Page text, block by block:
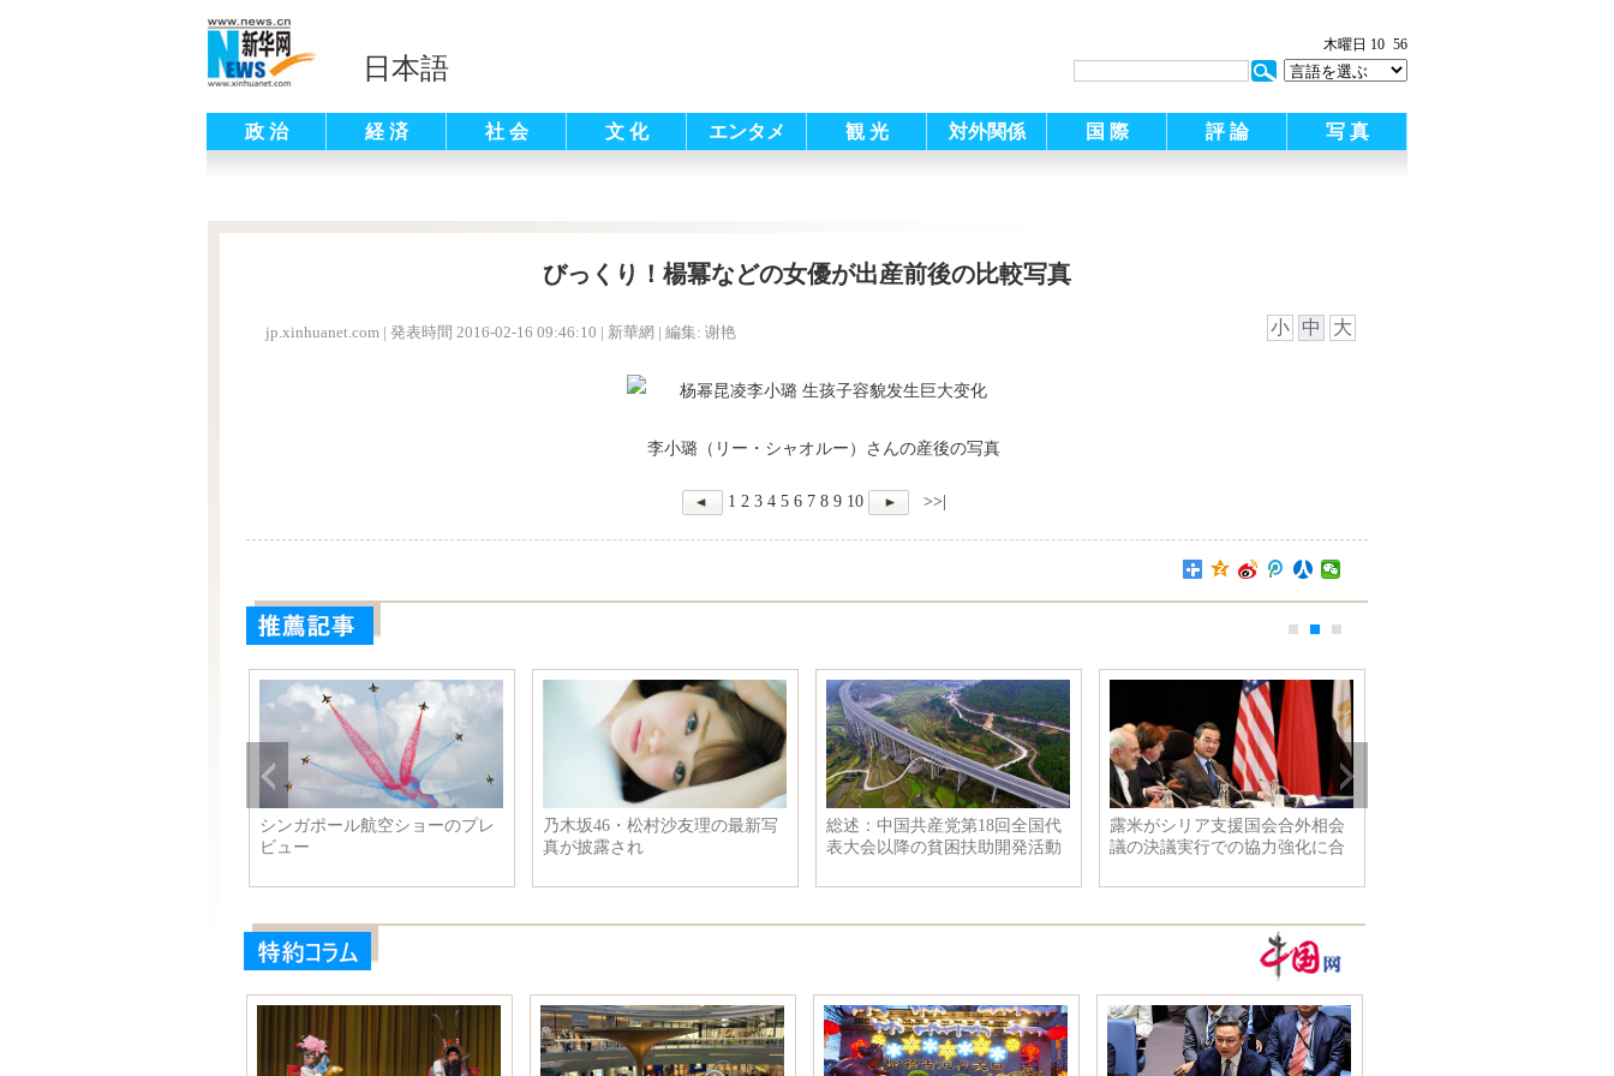
日本語
木曜日 10 56
政 治 経 済 社 会 文 化 エンタメ 観 光 対外関係 国 際 評 論 写 真
びっくり！楊冪などの女優が出産前後の比較写真
jp.xinhuanet.com | 発表時間 2016-02-16 09:46:10 | 新華網 | 編集: 谢艳 小 中 大
李小璐（リー・シャオルー）さんの産後の写真
1 2 3 4 5 6 7 8 9 10 >>|
シンガポール航空ショーのプレ
ビュー
乃木坂46・松村沙友理の最新写
真が披露され
総述：中国共産党第18回全国代
表大会以降の貧困扶助開発活動
露米がシリア支援国会合外相会
議の決議実行での協力強化に合